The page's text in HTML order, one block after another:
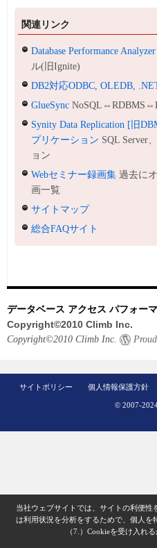
関連リンク
Database Performance Analyzer
ル(旧Ignite)
DB2対応ODBC, OLEDB,
GlueSync
Synity Data Replication [旧
プリケーション SQL Server
ョン
Webセミナー録画集 過去に
画一覧
サイトマップ
総合FAQサイト
データベース アクセス パフォー
Copyright©2010 Climb Inc.
Copyright©2010 Climb Inc.
サイトポリシー 個人情報保護方針
© 2007-
当社ウェブサイトでは、サイトの利便
は利用状況を分析をするためで、個人を
（7.）Cookieを受け入れ